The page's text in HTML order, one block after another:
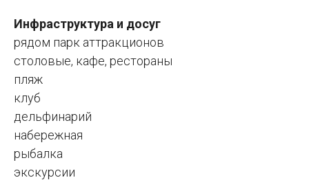
Инфраструктура и досуг
рядом парк аттракционов
столовые, кафе, рестораны
пляж
клуб
дельфинарий
набережная
рыбалка
экскурсии